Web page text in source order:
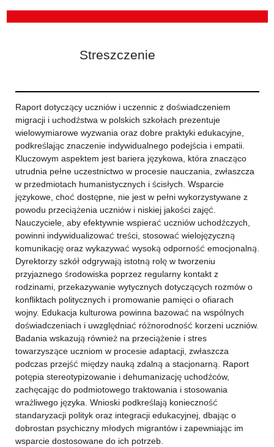
Streszczenie
Raport dotyczący uczniów i uczennic z doświadczeniem
migracji i uchodźstwa w polskich szkołach prezentuje
wielowymiarowe wyzwania oraz dobre praktyki edukacyjne,
podkreślając znaczenie indywidualnego podejścia i empatii.
Kluczowym aspektem jest bariera językowa, która znacząco
utrudnia pełne uczestnictwo w procesie nauczania, zwłaszcza
w przedmiotach humanistycznych i ścisłych. Wsparcie
językowe, choć dostępne, nie jest w pełni wykorzystywane z
powodu przeciążenia uczniów i niskiej jakości zajęć.
Nauczyciele, aby efektywnie wspierać uczniów uchodźczych,
powinni indywidualizować treści, stosować wielojęzyczną
komunikację oraz wykazywać wysoką odporność emocjonalną.
Dyrektorzy szkół odgrywają istotną rolę w tworzeniu
przyjaznego środowiska poprzez regularny kontakt z
rodzinami, przekazywanie wytycznych dotyczących rozmów o
konfliktach politycznych i promowanie pamięci o ofiarach
wojny. Edukacja kulturowa powinna bazować na wspólnych
doświadczeniach i uwzględniać różnorodność korzeni uczniów.
Badania wskazują również na przeciążenie i stres
towarzyszące uczniom w procesie adaptacji, zwłaszcza
podczas przejść między nauką zdalną a stacjonarną. Raport
potępia stereotypizowanie i dehumanizację uchodźców,
zachęcając do podmiotowego traktowania i stosowania
wrażliwego języka. Wnioski podkreślają konieczność
standaryzacji polityk oraz integracji edukacyjnej, dbając o
dobrostan psychiczny młodych migrantów i zapewniając im
wsparcie dostosowane do ich potrzeb.